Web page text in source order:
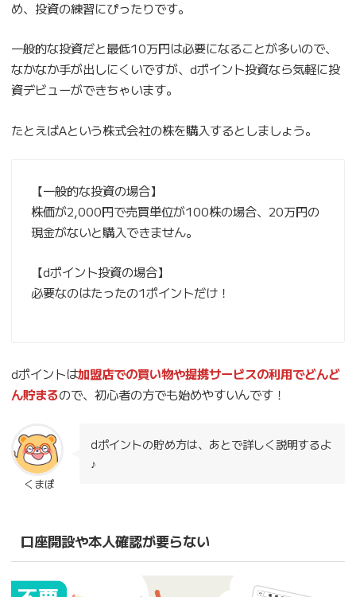
め、投資の練習にぴったりです。
一般的な投資だと最低10万円は必要になることが多いので、
なかなか手が出しにくいですが、dポイント投資なら気軽に投
資デビューができちゃいます。
たとえばAという株式会社の株を購入するとしましょう。
【一般的な投資の場合】
株価が2,000円で売買単位が100株の場合、20万円の
現金がないと購入できません。
【dポイント投資の場合】
必要なのはたったの1ポイントだけ！
dポイントは加盟店での買い物や提携サービスの利用でどんど
ん貯まるので、初心者の方でも始めやすいんです！
くまぽ
dポイントの貯め方は、あとで詳しく説明するよ
♪
口座開設や本人確認が要らない